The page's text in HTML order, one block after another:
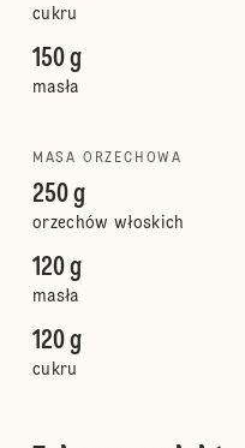
cukru
150 g
masła
MASA ORZECHOWA
250 g
orzechów włoskich
120 g
masła
120 g
cukru